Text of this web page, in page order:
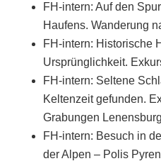
FH-intern: Auf den
Haufens. Wanderung
FH-intern: Historische
Ursprünglichkeit.
FH-intern: Seltene
Keltenzeit gefunden.
Grabungen Lenensburg
FH-intern: Besuch in
der Alpen – Polis